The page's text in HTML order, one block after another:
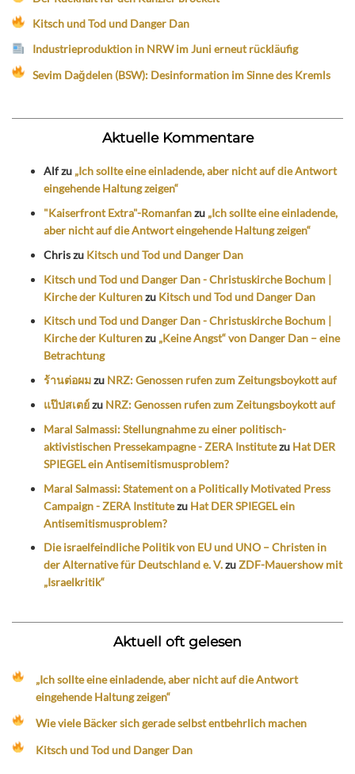
Kitsch und Tod und Danger Dan
Industrieproduktion in NRW im Juni erneut rückläufig
Sevim Dağdelen (BSW): Desinformation im Sinne des Kremls
Aktuelle Kommentare
Alfzu „Ich sollte eine einladende, aber nicht auf die Antwort
eingehende Haltung zeigen“
"Kaiserfront Extra"-Romanfanzu „Ich sollte eine einladende,
aber nicht auf die Antwort eingehende Haltung zeigen“
Chriszu Kitsch und Tod und Danger Dan
Kitsch und Tod und Danger Dan - Christuskirche Bochum |
Kirche der Kulturenzu Kitsch und Tod und Danger Dan
Kitsch und Tod und Danger Dan - Christuskirche Bochum |
Kirche der Kulturenzu „Keine Angst“ von Danger Dan – eine
Betrachtung
ร้านต่อผมzu NRZ: Genossen rufen zum Zeitungsboykott auf
แป๊ปสเตย์zu NRZ: Genossen rufen zum Zeitungsboykott auf
Maral Salmassi: Stellungnahme zu einer politisch-
aktivistischen Pressekampagne - ZERA Institutezu Hat DER
SPIEGEL ein Antisemitismusproblem?
Maral Salmassi: Statement on a Politically Motivated Press
Campaign - ZERA Institutezu Hat DER SPIEGEL ein
Antisemitismusproblem?
Die israelfeindliche Politik von EU und UNO – Christen in
der Alternative für Deutschland e. V.zuZDF-Mauershow mit
„Israelkritik“
Aktuell oft gelesen
„Ich sollte eine einladende, aber nicht auf die Antwort
eingehende Haltung zeigen“
Wie viele Bäcker sich gerade selbst entbehrlich machen
Kitsch und Tod und Danger Dan